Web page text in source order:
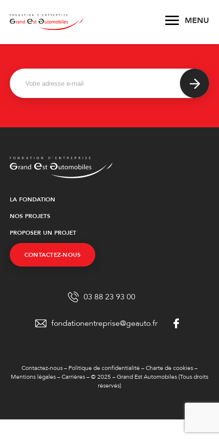
MENU
LA FONDATION
NOS PROJETS
PROPOSER UN PROJET
CONTACTEZ-NOUS
03 88 23 93 00
fondationentreprise@geauto.fr
Contactez-nous – Politique de confidentialité – Charte de cookies –
Mentions légales – Carrières – © 2025 – Grand Est Automobiles (Tous droits
réservés)